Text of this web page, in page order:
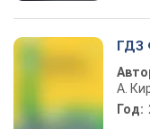
ГДЗ
А.
Год: